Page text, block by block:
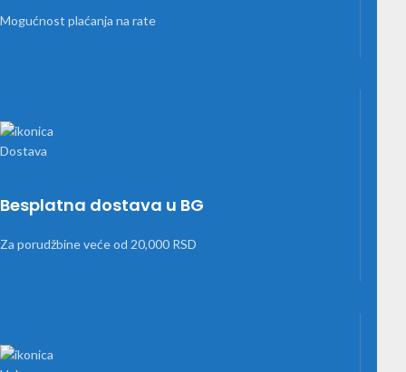
Mogućnost plaćanja na rate
Besplatna dostava u BG
Za porudžbine veće od 20,000 RSD